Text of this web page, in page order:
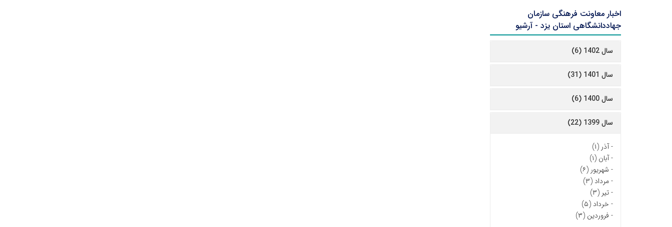
اخبار معاونت فرهنگی سازمان
جهاددانشگاهی استان یزد - آرشیو
سال 1402 (6)
سال 1401 (31)
سال 1400 (6)
سال 1399 (22)
-آذر (۱)
-آبان (۱)
- شهریور (۶)
-مرداد (۳)
-تیر (۳)
- خرداد (۵)
- فروردین (۳)